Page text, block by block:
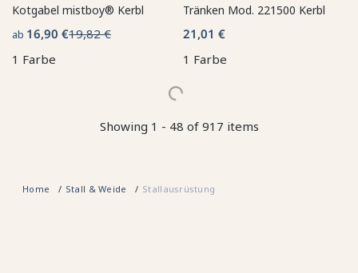
Kotgabel mistboy® Kerbl
ab 16,90 €19,82 €
1 Farbe
Tränken Mod. 221500 Kerbl
21,01 €
1 Farbe
Showing 1 - 48 of 917 items
Home Stall & Weide Stallausrüstung